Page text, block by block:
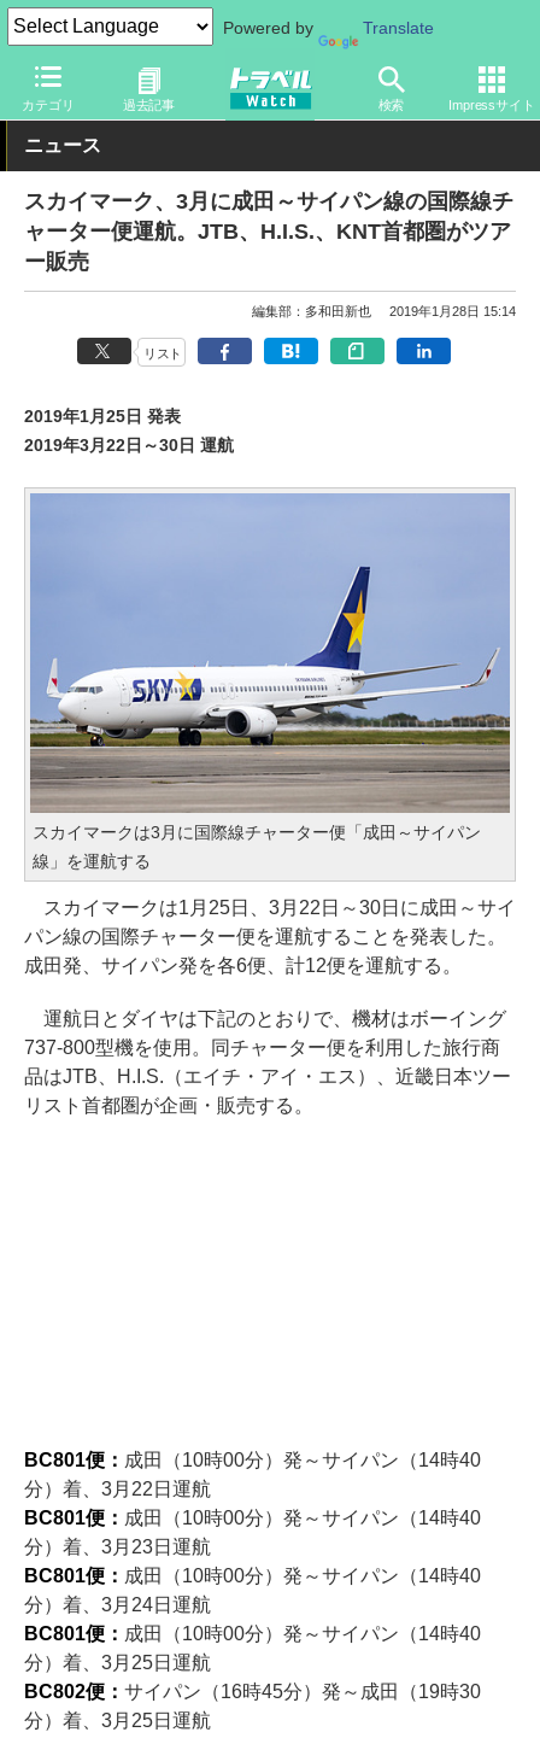
Powered by Translate
カテゴリ 過去記事 検索 Impressサイト
トラベル Watch 地域 海外旅行 オセアニア
ニュース
スカイマーク、3月に成田～サイパン線の国際線チ
ャーター便運航。JTB、H.I.S.、KNT首都圏がツア
ー販売
編集部：多和田新也 2019年1月28日 15:14
リスト
2019年1月25日 発表
2019年3月22日～30日 運航
スカイマークは3月に国際線チャーター便「成田～サイパン
線」を運航する
スカイマークは1月25日、3月22日～30日に成田～サイ
パン線の国際チャーター便を運航することを発表した。
成田発、サイパン発を各6便、計12便を運航する。
運航日とダイヤは下記のとおりで、機材はボーイング
737-800型機を使用。同チャーター便を利用した旅行商
品はJTB、H.I.S.（エイチ・アイ・エス）、近畿日本ツー
リスト首都圏が企画・販売する。
BC801便： 成田（10時00分）発～サイパン（14時40
分）着、3月22日運航
BC801便： 成田（10時00分）発～サイパン（14時40
分）着、3月23日運航
BC801便： 成田（10時00分）発～サイパン（14時40
分）着、3月24日運航
BC801便： 成田（10時00分）発～サイパン（14時40
分）着、3月25日運航
BC802便： サイパン（16時45分）発～成田（19時30
分）着、3月25日運航